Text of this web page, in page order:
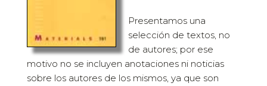
Presentamos una
selección de textos, no
de autores; por ese
motivo no se incluyen anotaciones ni noticias
sobre los autores de los mismos, ya que son